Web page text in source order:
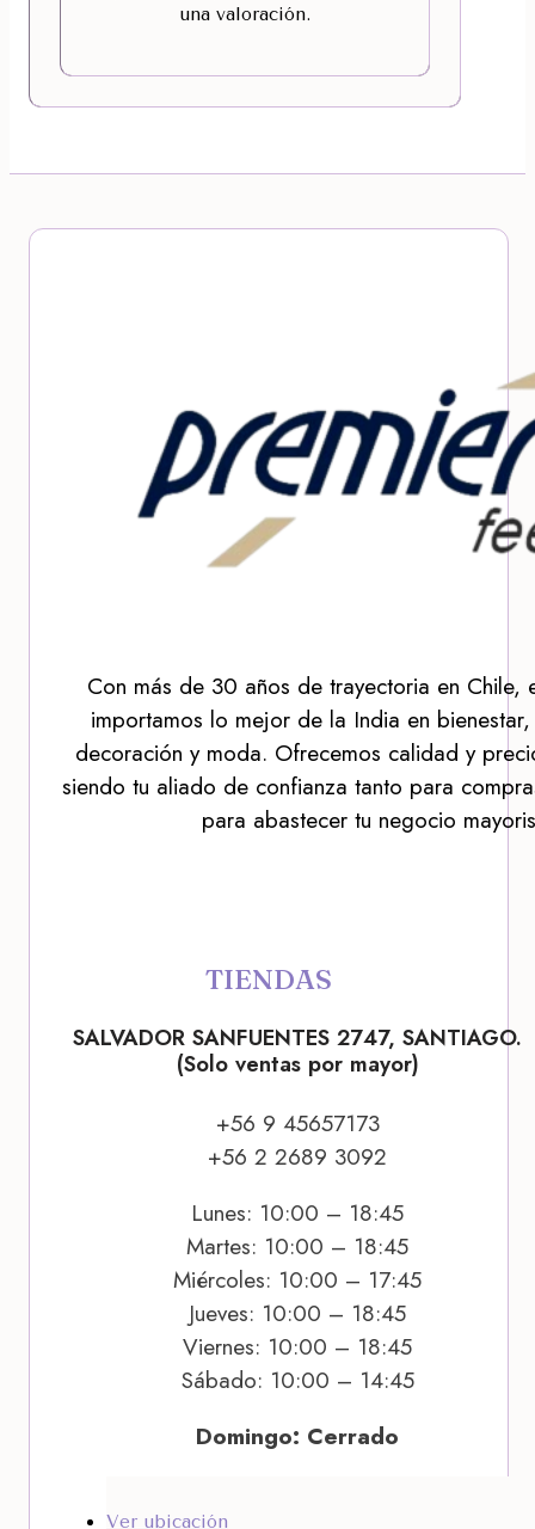
una valoración.
Con más de 30 años de trayectoria en Chile,
importamos lo mejor de la India en
decoración y moda. Ofrecemos calidad y
siendo tu aliado de confianza tanto para
para abastecer tu negocio
TIENDAS
SALVADOR SANFUENTES 2747, SANTIAGO.
(Solo ventas por mayor)
+56 9 45657173
+56 2 2689 3092
Lunes: 10:00 – 18:45
Martes: 10:00 – 18:45
Miércoles: 10:00 – 17:45
Jueves: 10:00 – 18:45
Viernes: 10:00 – 18:45
Sábado: 10:00 – 14:45
Domingo: Cerrado
Ver ubicación